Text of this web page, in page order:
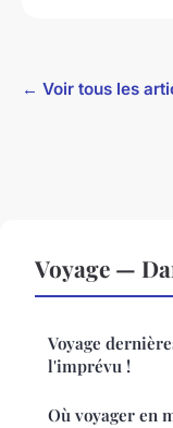
← Voir tous les
Voyage —
Voyage
l'imprévu !
Où voyager en